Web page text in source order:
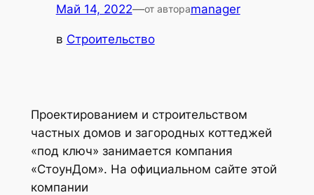
Май 14, 2022—от автораmanager
в Строительство
Проектированием и строительством
частных домов и загородных коттеджей
«под ключ» занимается компания
«СтоунДом». На официальном сайте этой
компании